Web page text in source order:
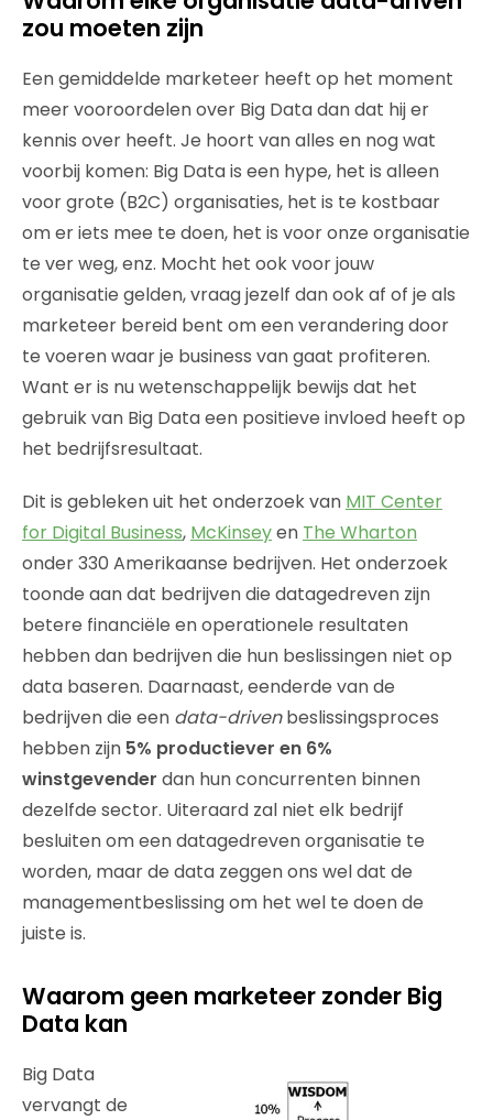
zou moeten zijn
Een gemiddelde marketeer heeft op het moment
meer vooroordelen over Big Data dan dat hij er
kennis over heeft. Je hoort van alles en nog wat
voorbij komen: Big Data is een hype, het is alleen
voor grote (B2C) organisaties, het is te kostbaar
om er iets mee te doen, het is voor onze organisatie
te ver weg, enz. Mocht het ook voor jouw
organisatie gelden, vraag jezelf dan ook af of je als
marketeer bereid bent om een verandering door
te voeren waar je business van gaat profiteren.
Want er is nu wetenschappelijk bewijs dat het
gebruik van Big Data een positieve invloed heeft op
het bedrijfsresultaat.
Dit is gebleken uit het onderzoek van MIT Center
for Digital Business, McKinseyen The Wharton
onder 330 Amerikaanse bedrijven. Het onderzoek
toonde aan dat bedrijven die datagedreven zijn
betere financiële en operationele resultaten
hebben dan bedrijven die hun beslissingen niet op
data baseren. Daarnaast, eenderde van de
bedrijven die een data-drivenbeslissingsproces
hebben zijn 5% productiever en 6%
winstgevender dan hun concurrenten binnen
dezelfde sector. Uiteraard zal niet elk bedrijf
besluiten om een datagedreven organisatie te
worden, maar de data zeggen ons wel dat de
managementbeslissing om het wel te doen de
juiste is.
Waarom geen marketeer zonder Big
Data kan
Big Data
vervangt de